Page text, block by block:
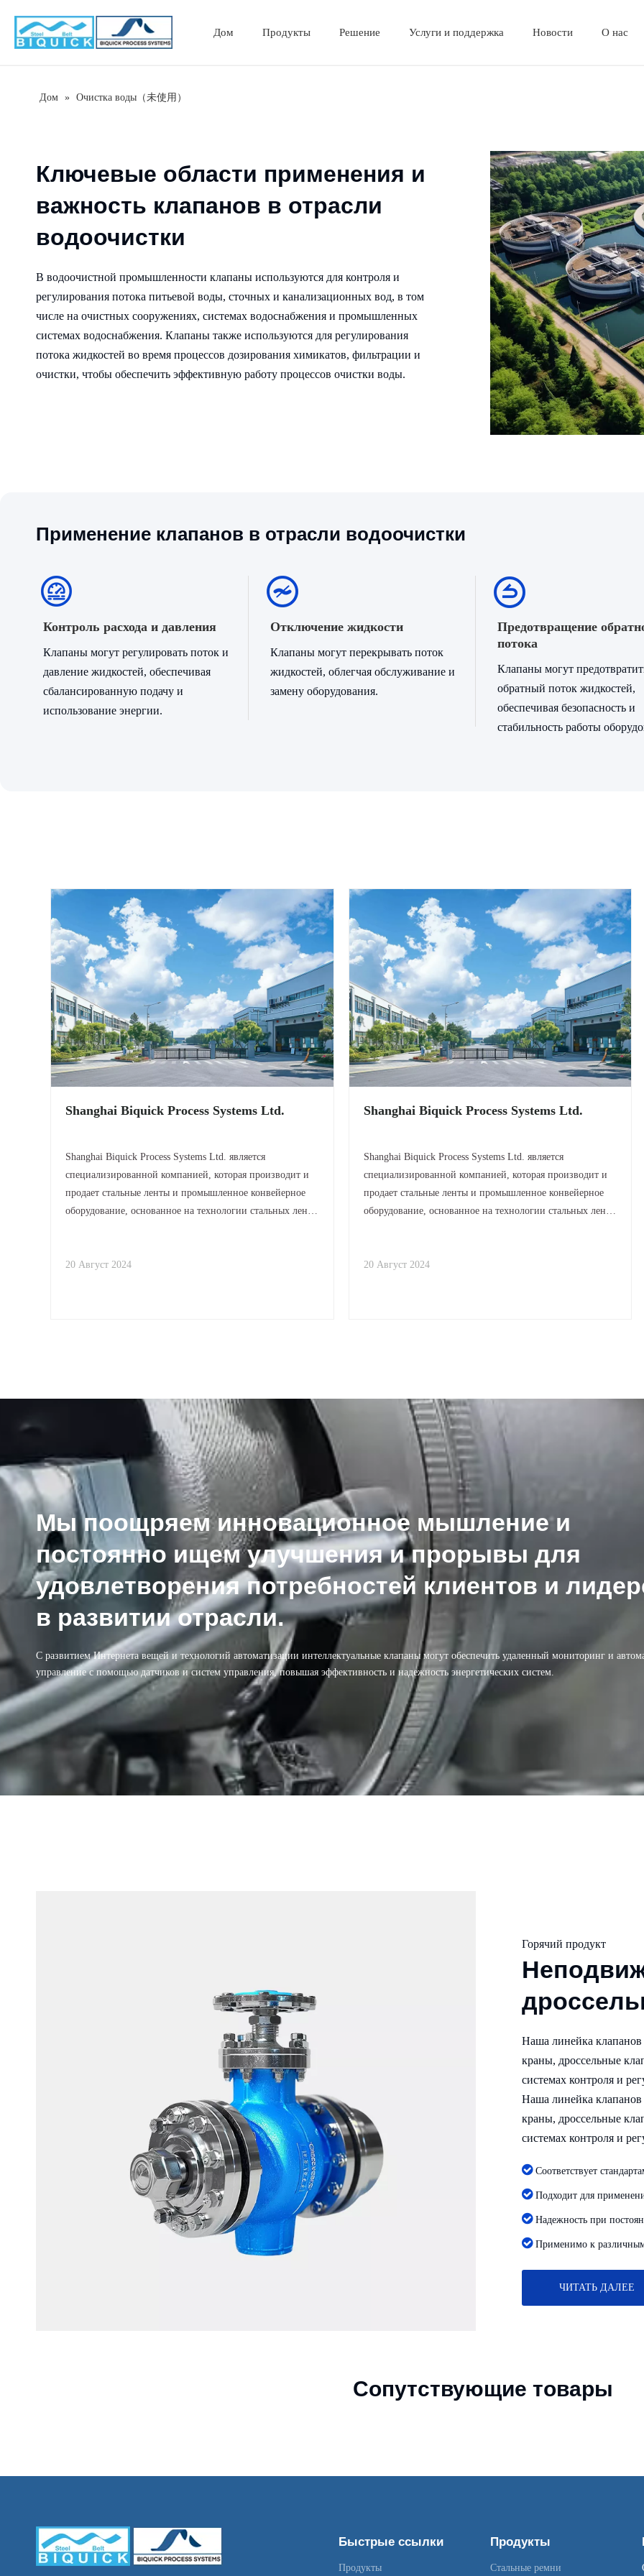
Дом Продукты Решение Услуги и поддержка Новости О нас
Дом » Очистка воды（未使用）
Ключевые области применения и
важность клапанов в отрасли
водоочистки
В водоочистной промышленности клапаны используются для контроля и
регулирования потока питьевой воды, сточных и канализационных вод, в том
числе на очистных сооружениях, системах водоснабжения и промышленных
системах водоснабжения. Клапаны также используются для регулирования
потока жидкостей во время процессов дозирования химикатов, фильтрации и
очистки, чтобы обеспечить эффективную работу процессов очистки воды.
Применение клапанов в отрасли водоочистки
Контроль расхода и давления
Клапаны могут регулировать поток и
давление жидкостей, обеспечивая
сбалансированную подачу и
использование энергии.
Отключение жидкости
Клапаны могут перекрывать поток
жидкостей, облегчая обслуживание и
замену оборудования.
Предотвращение
потока
Клапаны могут
обратный поток жидкостей,
обеспечивая безопасность и
стабильность работы
Shanghai Biquick Process Systems Ltd.
Shanghai Biquick Process Systems Ltd. является
специализированной компанией, которая производит и
продает стальные ленты и промышленное конвейерное
оборудование, основанное на технологии стальных лент,
ввод в эксплуатацию
20 Август 2024
Shanghai Biquick Process Systems Ltd.
Shanghai Biquick Process Systems Ltd. является
специализированной компанией, которая производит и
продает стальные ленты и промышленное конвейерное
оборудование, основанное на технологии стальных лент,
ввод в эксплуатацию
20 Август 2024
Мы поощряем инновационное мышление и
постоянно ищем улучшения и прорывы для
удовлетворения потребностей клиентов и
в развитии отрасли.
С развитием Интернета вещей и технологий автоматизации интеллектуальные клапаны могут обеспечить удаленный мониторинг и
управление с помощью датчиков и систем управления, повышая эффективность и надежность энергетических систем.
Горячий продукт
Наша линейка
краны, дроссельные
системах контроля и
Наша линейка
краны, дроссельные
системах контроля и
Соответствует
Подходит для
Надежность при
Применимо к различным
ЧИТАТЬ ДАЛЕЕ
Сопутствующие товары
Быстрые ссылки
Продукты
Продукты
Стальные ремни